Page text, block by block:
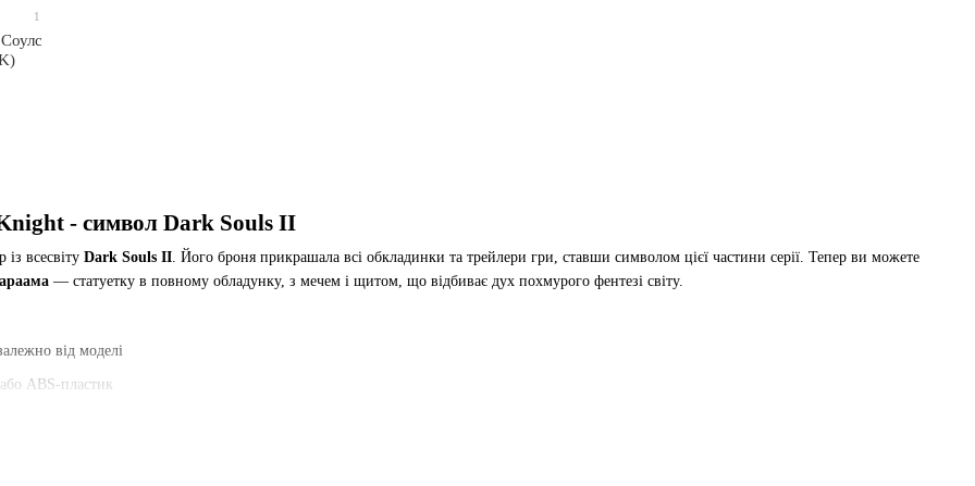
- символ Dark Souls II
всесвіту Dark Souls II. Його броня прикрашала всі обкладинки та трейлери гри, ставши символом цієї частини серії. Тепер ви можете
— статуетку в повному обладунку, з мечем і щитом, що відбиває дух похмурого фентезі світу.
від моделі
ABS-пластик
1